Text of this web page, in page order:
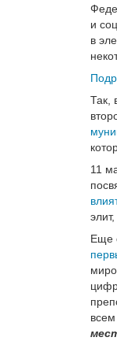
и
в
Так,
11
Еще